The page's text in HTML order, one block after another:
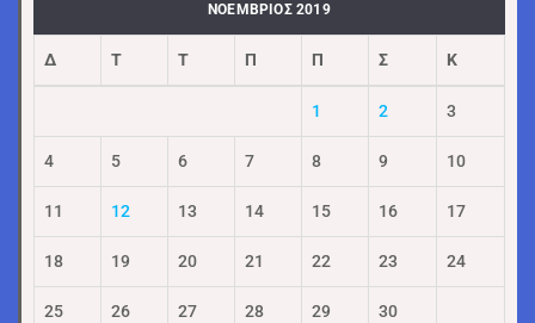
ΝΟΈΜΒΡΙΟΣ 2019
Δ Τ Τ Π Π Σ Κ
1 2 3
4 5 6 7 8 9 10
11 12 13 14 15 16 17
18 19 20 21 22 23 24
25 26 27 28 29 30